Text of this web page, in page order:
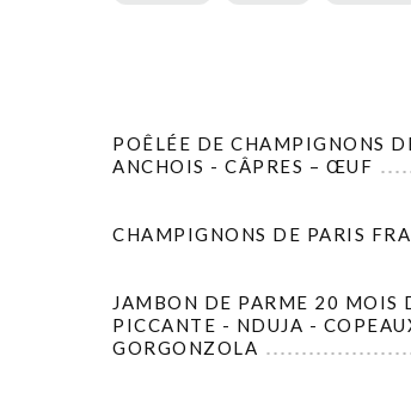
POÊLÉE DE CHAMPIGNONS
ANCHOIS - CÂPRES – ŒUF
CHAMPIGNONS DE PARIS
JAMBON DE PARME 20 MOIS
PICCANTE - NDUJA -
GORGONZOLA